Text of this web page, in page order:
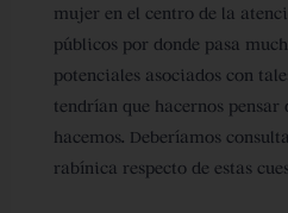
mujer en el centro de la
públicos por donde pasa
potenciales asociados con
tendrían que hacernos pensar
hacemos. Deberíamos
rabínica respecto de estas